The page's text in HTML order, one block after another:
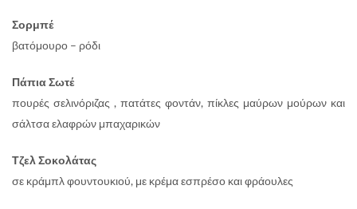
Σορμπέ
βατόμουρο – ρόδι
Πάπια Σωτέ
πουρές σελινόριζας , πατάτες φοντάν, πίκλες μαύρων μούρων και
σάλτσα ελαφρών μπαχαρικών
Τζελ Σοκολάτας
σε κράμπλ φουντουκιού, με κρέμα εσπρέσο και φράουλες